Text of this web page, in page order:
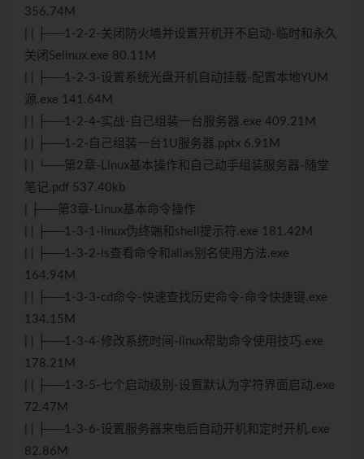
356.74M
| | ├──1-2-2-关闭防火墙并设置开机开不启动-临时和永久
关闭Selinux.exe 80.11M
| | ├──1-2-3-设置系统光盘开机自动挂载-配置本地YUM
源.exe 141.64M
| | ├──1-2-4-实战-自己组装一台服务器.exe 409.21M
| | ├──1-2-自己组装一台1U服务器.pptx 6.91M
| | └──第2章-Linux基本操作和自己动手组装服务器-随堂
笔记.pdf 537.40kb
| ├──第3章-Linux基本命令操作
| | ├──1-3-1-linux伪终端和shell提示符.exe 181.42M
| | ├──1-3-2-ls查看命令和alias别名使用方法.exe
164.94M
| | ├──1-3-3-cd命令-快速查找历史命令-命令快捷键.exe
134.15M
| | ├──1-3-4-修改系统时间-linux帮助命令使用技巧.exe
178.21M
| | ├──1-3-5-七个启动级别-设置默认为字符界面启动.exe
72.47M
| | ├──1-3-6-设置服务器来电后自动开机和定时开机.exe
82.86M